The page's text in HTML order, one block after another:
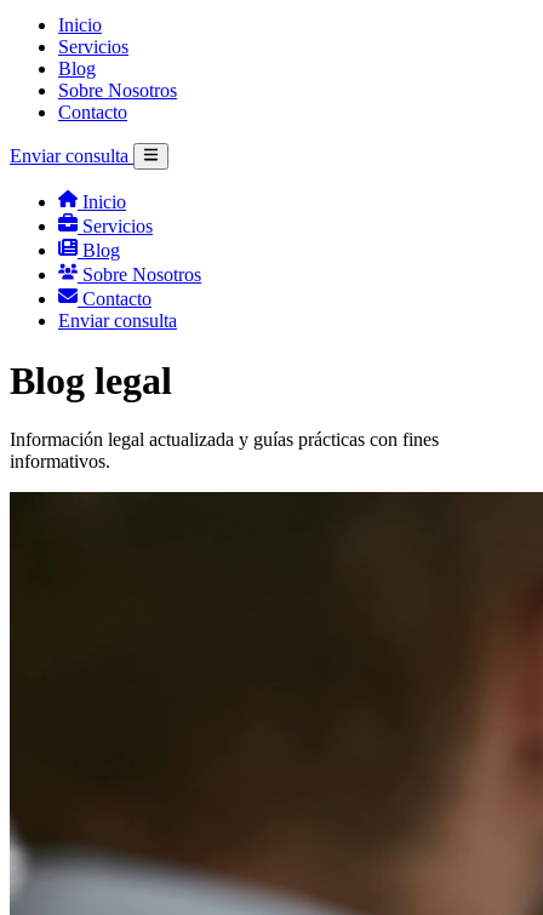
Inicio
Servicios
Blog
Sobre Nosotros
Contacto
Enviar consulta
Inicio
Servicios
Blog
Sobre Nosotros
Contacto
Enviar consulta
Blog legal
Información legal actualizada y guías prácticas con fines
informativos.